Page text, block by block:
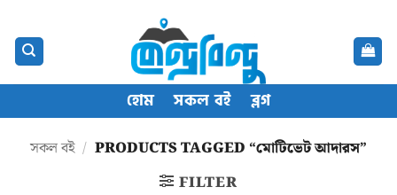
content
হোম সকল বই ব্লগ
সকল বই / PRODUCTS TAGGED “মোটিভেট আদারস”
FILTER